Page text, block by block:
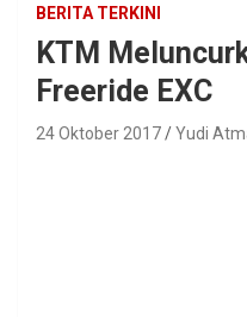
BERITA TERKINI
KTM
Freeride EXC
24 Oktober 2017 Yudi